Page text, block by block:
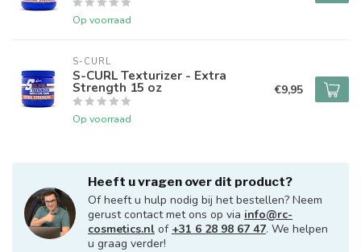
Op voorraad
S-CURL
S-CURL Texturizer - Extra
Strength 15 oz
Op voorraad
€9,95
Heeft u vragen over dit product?
Of heeft u hulp nodig bij het bestellen? Neem
gerust contact met ons op via info@rc-
cosmetics.nl of +31 6 28 98 67 47. We helpen
u graag verder!